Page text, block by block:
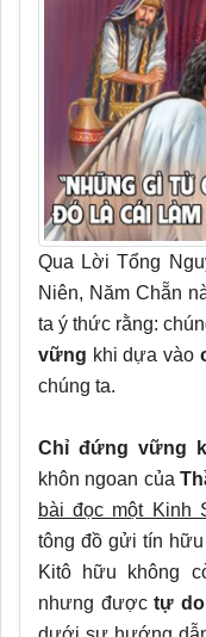
Qua Lời Tổng
Niên, Năm Chẵn
ta ý thức rằng:
vững khi dựa vào
chúng ta.
Chỉ đứng vững
khôn ngoan của
bài đọc một Kinh
tông đồ gửi tín
Kitô hữu không
nhưng được tự